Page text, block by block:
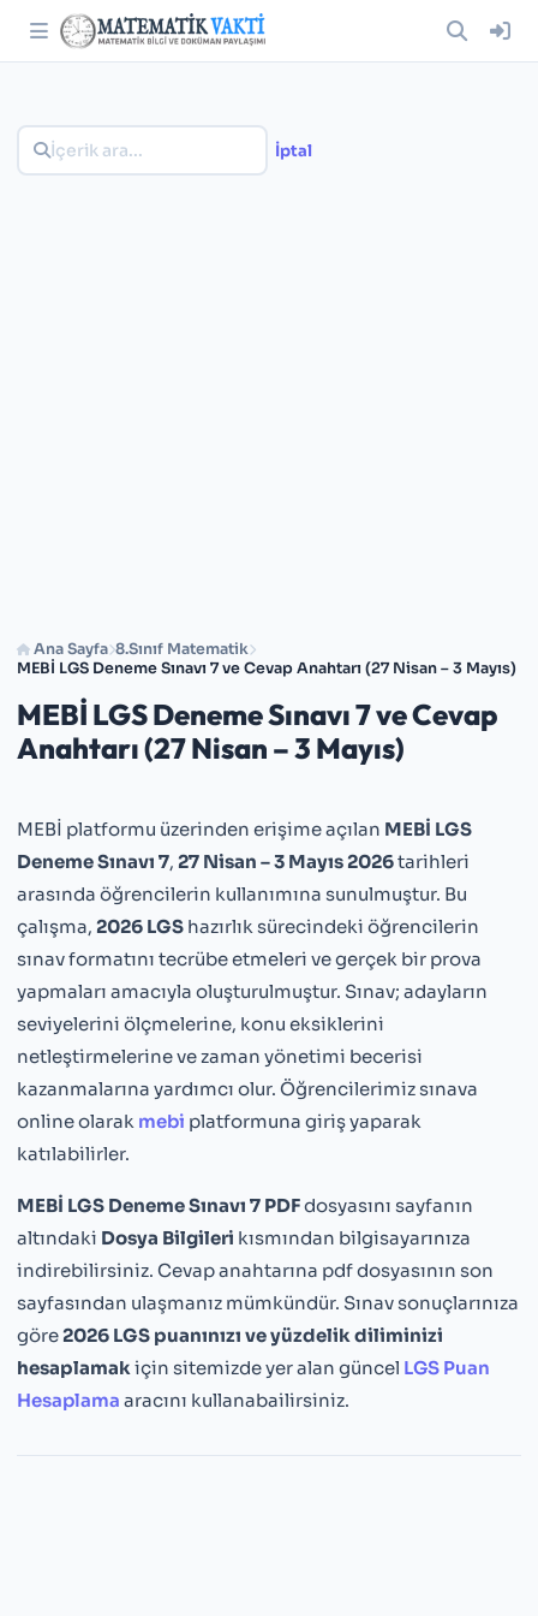
Ana Sayfa 8.Sınıf Matematik
MEBİ LGS Deneme Sınavı 7 ve Cevap Anahtarı (27 Nisan – 3 Mayıs)
MEBİ LGS Deneme Sınavı 7 ve Cevap
Anahtarı (27 Nisan – 3 Mayıs)
MEBİ platformu üzerinden erişime açılan MEBİ LGS
Deneme Sınavı 7, 27 Nisan – 3 Mayıs 2026tarihleri
arasında öğrencilerin kullanımına sunulmuştur. Bu
çalışma, 2026 LGS hazırlık sürecindeki öğrencilerin
sınav formatını tecrübe etmeleri ve gerçek bir prova
yapmaları amacıyla oluşturulmuştur. Sınav; adayların
seviyelerini ölçmelerine, konu eksiklerini
netleştirmelerine ve zaman yönetimi becerisi
kazanmalarına yardımcı olur. Öğrencilerimiz sınava
online olarak mebi platformuna giriş yaparak
katılabilirler.
MEBİ LGS Deneme Sınavı 7 PDFdosyasını sayfanın
altındaki Dosya Bilgileri kısmından bilgisayarınıza
indirebilirsiniz. Cevap anahtarına pdf dosyasının son
sayfasından ulaşmanız mümkündür. Sınav sonuçlarınıza
göre2026 LGS puanınızı ve yüzdelik diliminizi
hesaplamakiçin sitemizde yer alan güncel LGS Puan
Hesaplama aracını kullanabailirsiniz.
İptal